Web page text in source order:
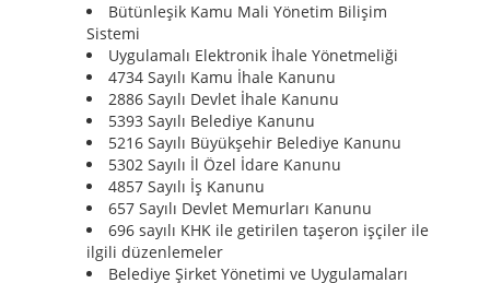
Bütünleşik Kamu Mali Yönetim Bilişim
Sistemi
Uygulamalı Elektronik İhale Yönetmeliği
4734 Sayılı Kamu İhale Kanunu
2886 Sayılı Devlet İhale Kanunu
5393 Sayılı Belediye Kanunu
5216 Sayılı Büyükşehir Belediye Kanunu
5302 Sayılı İl Özel İdare Kanunu
4857 Sayılı İş Kanunu
657 Sayılı Devlet Memurları Kanunu
696 sayılı KHK ile getirilen taşeron işçiler ile
ilgili düzenlemeler
Belediye Şirket Yönetimi ve Uygulamaları